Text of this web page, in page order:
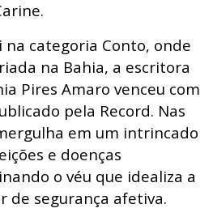
categoria Conto, onde
na Bahia, a escritora
Pires Amaro venceu com
pela Record. Nas
em um intrincado
e doenças
o véu que idealiza a
de segurança afetiva.